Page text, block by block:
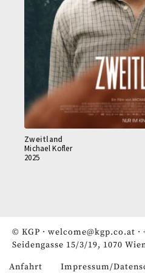
Zweitland
Michael Kofler
2025
© KGP · welcome@kgp.co.at ·
Seidengasse 15/3/19, 1070
Anfahrt Impressum/